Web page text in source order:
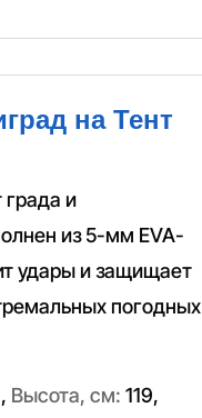
на Тент
и
из 5-мм EVA-
удары и защищает
погодных
, Высота, см: 119,